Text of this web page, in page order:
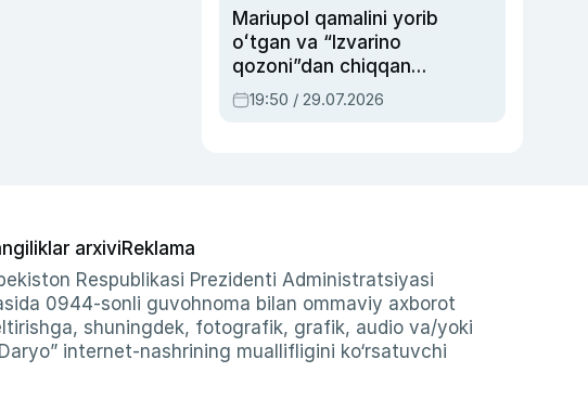
Mariupol qamalini yorib
oʻtgan va “Izvarino
qozoni”dan chiqqan
qahramon — Ukraina
armiyasi bosh
19:50 / 29.07.2026
arxiviReklama
Respublikasi Prezidenti Administratsiyasi
0944-sonli guvohnoma bilan ommaviy axborot
shuningdek, fotografik, grafik, audio va/yoki
internet-nashrining muallifligini ko‘rsatuvchi